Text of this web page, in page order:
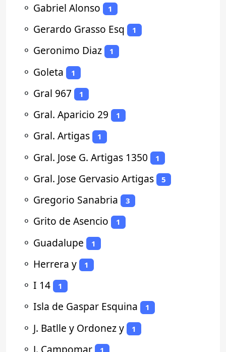
⚬ Gabriel Alonso 1
⚬ Gerardo Grasso Esq 1
⚬ Geronimo Diaz 1
⚬ Goleta 1
⚬ Gral 967 1
⚬ Gral. Aparicio 29 1
⚬ Gral. Artigas 1
⚬ Gral. Jose G. Artigas 1350 1
⚬ Gral. Jose Gervasio Artigas 5
⚬ Gregorio Sanabria 3
⚬ Grito de Asencio 1
⚬ Guadalupe 1
⚬ Herrera y 1
⚬ I 14 1
⚬ Isla de Gaspar Esquina 1
⚬ J. Batlle y Ordonez y 1
⚬ J. Campomar 1